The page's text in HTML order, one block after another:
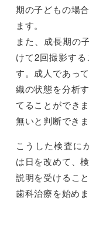
期の子どもの場
ます。
また、成長期の
けて2回撮影す
す。成人であっ
織の状態を分析
てることができ
無いと判断できま
こうした検査に
は日を改めて、
説明を受けるこ
歯科治療を始めま